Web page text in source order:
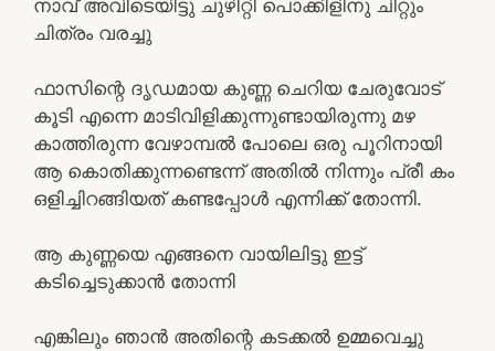
നാവ് അവിടെയിട്ടു ചുഴിറ്റി പൊക്കിളിനു ചിറ്റും
ചിത്രം വരച്ചു
ഫാസിന്റെ ദൃഡമായ കുണ്ണ ചെറിയ ചേരുവോട്
കൂടി എന്നെ മാടിവിളിക്കുന്നുണ്ടായിരുന്നു മഴ
കാത്തിരുന്ന വേഴാമ്പൽ പോലെ ഒരു പൂറിനായി
ആ കൊതിക്കുന്നണ്ടെന്ന് അതിൽ നിന്നും പ്രീ കം
ഒളിച്ചിറങ്ങിയത് കണ്ടപ്പോൾ എന്നിക്ക് തോന്നി.
ആ കുണ്ണയെ എങ്ങനെ വായിലിട്ടു ഇട്ട്
കടിച്ചെടുക്കാൻ തോന്നി
എങ്കിലും ഞാൻ അതിന്റെ കടക്കൽ ഉമ്മവെച്ചു